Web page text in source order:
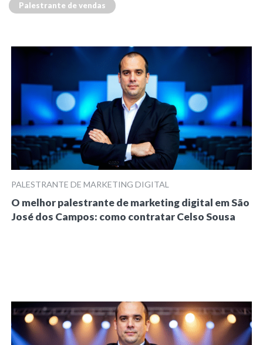
Palestrante de vendas
PALESTRANTE DE MARKETING DIGITAL
O melhor palestrante de marketing digital em São
José dos Campos: como contratar Celso Sousa